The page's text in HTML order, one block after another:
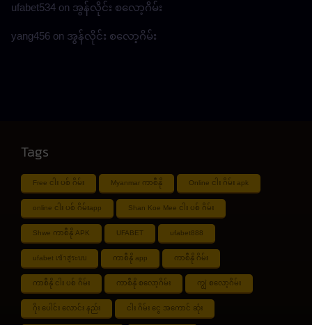
ufabet534 on အွန်လိုင်း စလော့ဂိမ်း
yang456 on အွန်လိုင်း စလော့ဂိမ်း
Tags
Free ငါး ပစ် ဂိမ်း Myanmar ကာစီနို Online ငါး ဂိမ်း apk
online ငါး ပစ် ဂိမ်းapp Shan Koe Mee ငါး ပစ် ဂိမ်း
Shwe ကာစီနို APK UFABET ufabet888
ufabet เข้าสู่ระบบ ကာစီနို app ကာစီနို ဂိမ်း
ကာစီနို ငါး ပစ် ဂိမ်း ကာစီနို စလော့ဂိမ်း ကျွဲ စလော့ဂိမ်း
ဂိုး ပေါင်း လောင်း နည်း ငါး ဂိမ်း ငွေ အကောင် ဆုံး